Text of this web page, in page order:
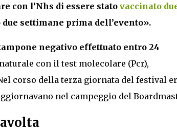
con l’Nhs di essere stato vaccinato
settimane prima dell’evento».
negativo effettuato entro 24
con il test molecolare (Pcr),
corso della terza giornata del festival
nel campeggio del